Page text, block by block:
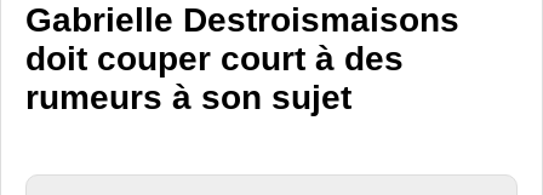
Gabrielle Destroismaisons
doit couper court à des
rumeurs à son sujet